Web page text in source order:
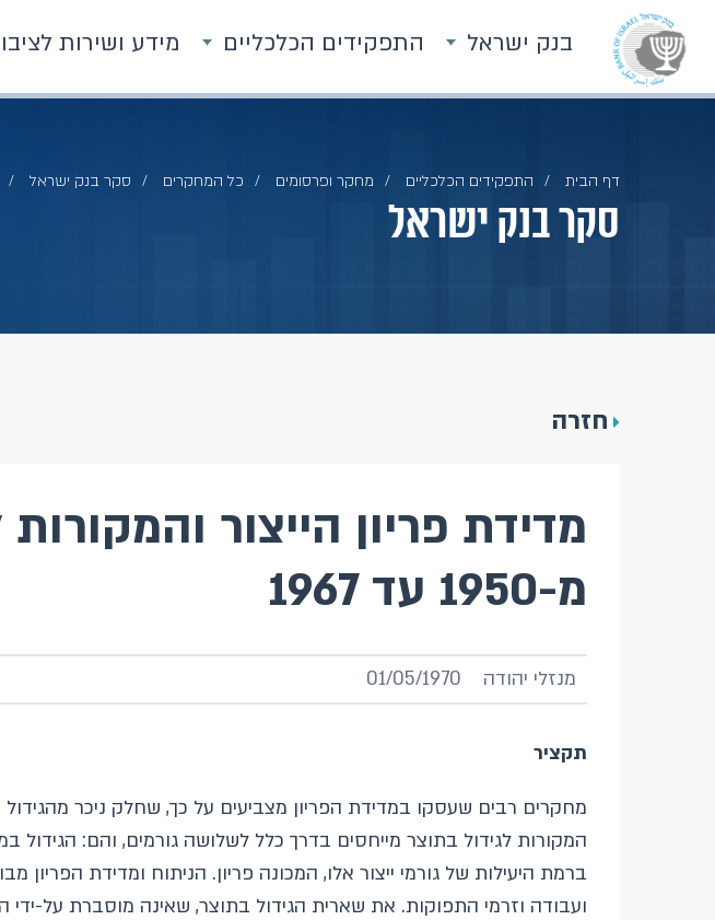
בנק ישראל התפקידים הכלכליים מידע ושירות
דף הבית התפקידים הכלכליים מחקר ופרסומים כל המחקרים סקר בנק ישראל
סקר בנק ישראל
חזרה
מדידת פריון הייצור
מ-1950 עד 1967
מנזלי יהודה 01/05/1970
תקציר
מחקרים רבים שעסקו במדידת הפריון מצביעים על כך, שחלק ניכר מהגידול
המקורות לגידול בתוצר מייחסים בדרך כלל לשלושה גורמים, והם: הגידול
ברמת היעילות של גורמי ייצור אלו, המכונה פריון. הניתוח ומדידת הפריון
ועבודה וזרמי התפוקות. את שארית הגידול בתוצר, שאינה מוסברת על-ידי